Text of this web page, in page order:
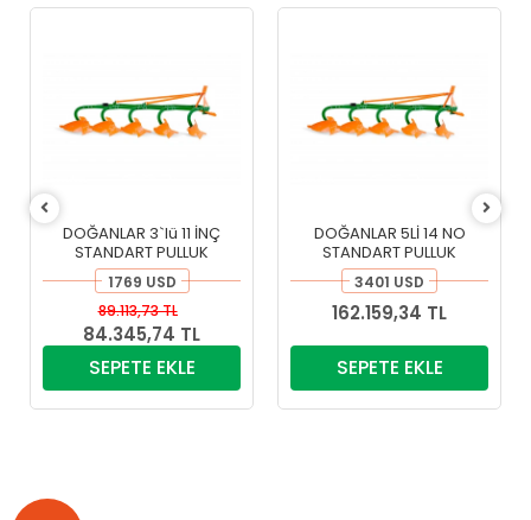
DOĞANLAR 3`lü 11 İNÇ
STANDART PULLUK
1769 USD
84.345,74 TL
89.113,73 TL
SEPETE EKLE
DOĞANLAR 5Lİ 14 NO
STANDART PULLUK
3401 USD
162.159,34 TL
SEPETE EKLE